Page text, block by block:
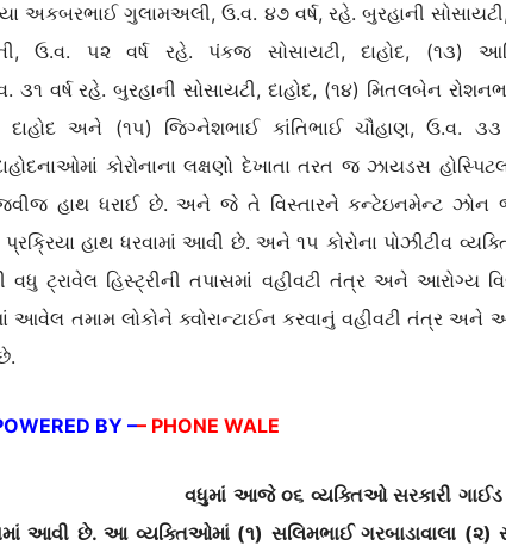
અકબરભાઈ ગુલામઅલી, ઉ.વ. ૪૭ વર્ષ, રહે. બુરહાની
ઉ.વ. ૫૨ વર્ષ રહે. પંકજ સોસાયટી, દાહોદ, (૧૩)
૩૧ વર્ષ રહે. બુરહાની સોસાયટી, દાહોદ, (૧૪) મિતલબેન
દાહોદ અને (૧૫) જિગ્નેશભાઈ કાંતિભાઈ ચૌહાણ, ઉ.વ.
કોરોનાના લક્ષણો દેખાતા તરત જ ઝાયડસ
હાથ ધરાઈ છે. અને જે તે વિસ્તારને કન્ટેઇનમેન્ટ ઝોન
હાથ ધરવામાં આવી છે. અને ૧૫ કોરોના પોઝીટીવ
ટ્રાવેલ હિસ્ટ્રીની તપાસમાંં વહીવટી તંત્ર અને આરોગ્ય
આવેલ તમામ લોકોને ક્વોરાન્ટાઈન કરવાનું વહીવટી તંત્ર અને
BY –– PHONE WALE
વધુમાં આજે ૦૬ વ્યક્તિઓ સરકારી
આવી છે. આ વ્યક્તિઓમાં (૧) સલિમભાઈ ગરબાડાવાલા (૨)